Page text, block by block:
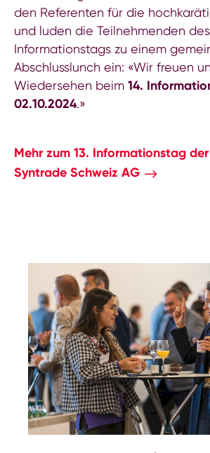
den Referenten für die
und luden die Teilnehmenden des
Informationstags zu einem
Abschlusslunch ein: «Wir freuen
Wiedersehen beim 14.
02.10.2024.»
Mehr zum 13. Informationstag
Syntrade Schweiz AG